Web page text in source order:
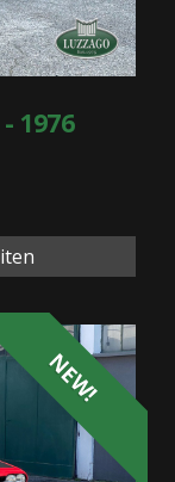
1976
NEW!